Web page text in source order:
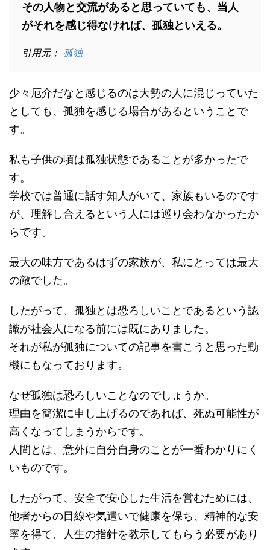
その人物と交流があると思っていても、当人
がそれを感じ得なければ、孤独といえる。
引用元； 孤独
少々厄介だなと感じるのは大勢の人に混じっていた
としても、孤独を感じる場合があるということで
す。
私も子供の頃は孤独状態であることが多かったで
す。
学校では普通に話す知人がいて、家族もいるのです
が、理解し合えるという人には巡り会わなかったか
らです。
最大の味方であるはずの家族が、私にとっては最大
の敵でした。
したがって、孤独とは恐ろしいことであるという認
識が社会人になる前には既にありました。
それが私が孤独についての記事を書こうと思った動
機にもなっております。
なぜ孤独は恐ろしいことなのでしょうか。
理由を簡潔に申し上げるのであれば、死ぬ可能性が
高くなってしまうからです。
人間とは、意外に自分自身のことが一番わかりにく
いものです。
したがって、安全で安心した生活を営むためには、
他者からの目線や気遣いで健康を保ち、精神的な安
寧を得て、人生の指針を教示してもらう必要があり